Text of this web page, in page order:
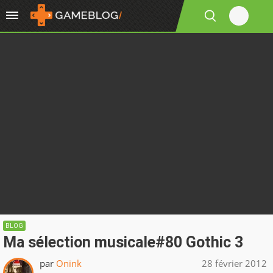
BLOG
Ma sélection musicale#80 Gothic 3
par Onink 28 février 2012